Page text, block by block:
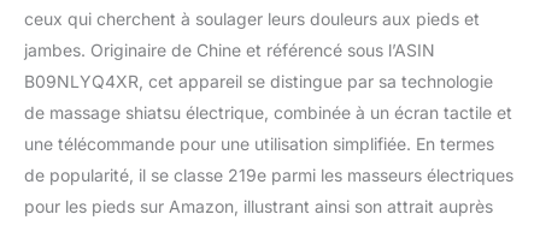
relaxation. Sessions
Choisissez parmi 20
niveaux de vitesse de
massage réglables en
fonction de vos
préférences. Obtenez un
massage des pieds et
des mollets plus
ceux qui cherchent à soulager leurs douleurs aux pieds et
jambes. Originaire de Chine et référencé sous l’ASIN
B09NLYQ4XR, cet appareil se distingue par sa technologie
de massage shiatsu électrique, combinée à un écran tactile et
une télécommande pour une utilisation simplifiée. En termes
de popularité, il se classe 219e parmi les masseurs électriques
pour les pieds sur Amazon, illustrant ainsi son attrait auprès